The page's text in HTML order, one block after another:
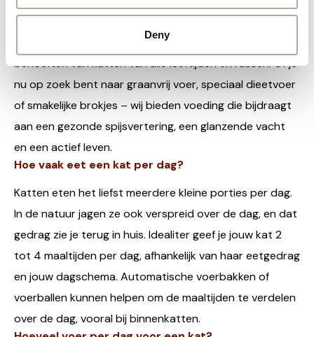
Deny
Huisdierwellness.nl vind je een zorgvuldig geselecteerd
assortiment hoogwaardig kattenvoer, afgestemd op de
behoeften van katten van alle leeftijden en rassen. Of je
nu op zoek bent naar graanvrij voer, speciaal dieetvoer
of smakelijke brokjes – wij bieden voeding die bijdraagt
aan een gezonde spijsvertering, een glanzende vacht
en een actief leven.
Hoe vaak eet een kat per dag?
Katten eten het liefst meerdere kleine porties per dag.
In de natuur jagen ze ook verspreid over de dag, en dat
gedrag zie je terug in huis. Idealiter geef je jouw kat 2
tot 4 maaltijden per dag, afhankelijk van haar eetgedrag
en jouw dagschema. Automatische voerbakken of
voerballen kunnen helpen om de maaltijden te verdelen
over de dag, vooral bij binnenkatten.